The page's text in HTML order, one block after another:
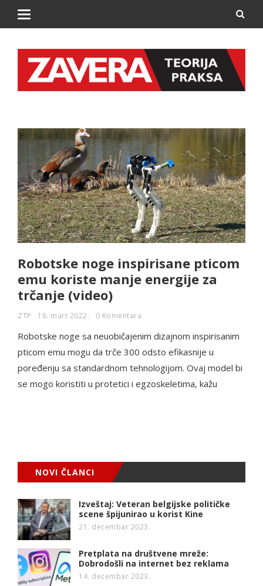
Robotske noge inspirisane pticom
emu koriste manje energije za
trčanje (video)
ZTP 18. mart 2022. 0 Komentara
Robotske noge sa neuobičajenim dizajnom inspirisanim
pticom emu mogu da trče 300 odsto efikasnije u
poređenju sa standardnom tehnologijom. Ovaj model bi
se mogo koristiti u protetici i egzoskeletima, kažu
NOVI ČLANCI
Izveštaj: Veteran belgijske političke
scene špijunirao u korist Kine
21. decembar 2023.
Pretplata na društvene mreže:
Dobrodošli na internet bez reklama
14. decembar 2023.